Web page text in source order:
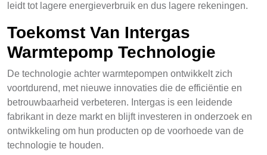
leidt tot lagere energieverbruik en dus lagere rekeningen.
Toekomst Van Intergas
Warmtepomp Technologie
De technologie achter warmtepompen ontwikkelt zich
voortdurend, met nieuwe innovaties die de efficiëntie en
betrouwbaarheid verbeteren. Intergas is een leidende
fabrikant in deze markt en blijft investeren in onderzoek en
ontwikkeling om hun producten op de voorhoede van de
technologie te houden.